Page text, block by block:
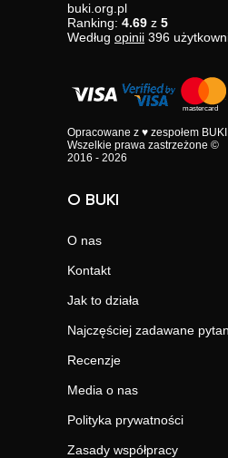
buki.org.pl
Ranking: 4.69 z 5
Według opinii 396
Opracowane z ♥ zespołem BUKI
Wszelkie prawa zastrzeżone ©
2016 - 2026
O BUKI
O nas
Kontakt
Jak to działa
Najczęściej zadawane
Recenzje
Media o nas
Polityka prywatności
Zasady współpracy